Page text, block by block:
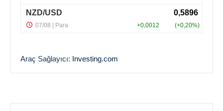
Araç Sağlayıcı: Investing.com